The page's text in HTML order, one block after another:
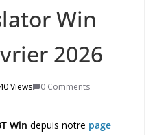
Win
2026
Views
0 Comments
Win depuis notre page